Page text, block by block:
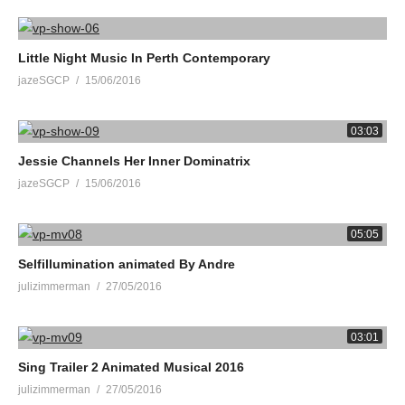
Little Night Music In Perth Contemporary
jazeSGCP 15/06/2016
03:03
Jessie Channels Her Inner Dominatrix
jazeSGCP 15/06/2016
05:05
Selfillumination animated By Andre
julizimmerman 27/05/2016
03:01
Sing Trailer 2 Animated Musical 2016
julizimmerman 27/05/2016